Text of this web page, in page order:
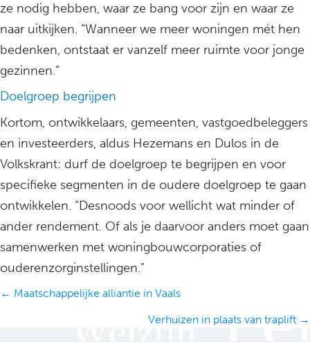
ze nodig hebben, waar ze bang voor zijn en waar ze
naar uitkijken. “Wanneer we meer woningen mét hen
bedenken, ontstaat er vanzelf meer ruimte voor jonge
gezinnen.”
Doelgroep begrijpen
Kortom, ontwikkelaars, gemeenten, vastgoedbeleggers
en investeerders, aldus Hezemans en Dulos in de
Volkskrant: durf de doelgroep te begrijpen en voor
specifieke segmenten in de oudere doelgroep te gaan
ontwikkelen. “Desnoods voor wellicht wat minder of
ander rendement. Of als je daarvoor anders moet gaan
samenwerken met woningbouwcorporaties of
ouderenzorginstellingen.”
Posts
← Maatschappelijke alliantie in Vaals
Verhuizen in plaats van traplift →